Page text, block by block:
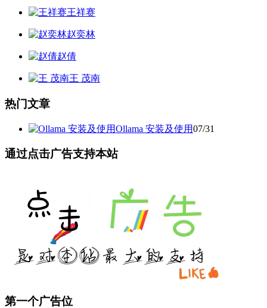
王祥赛
赵奕林
赵倩
王 茂南
热门文章
Ollama 安装及使用07/31
通过点击广告支持本站
第一个广告位